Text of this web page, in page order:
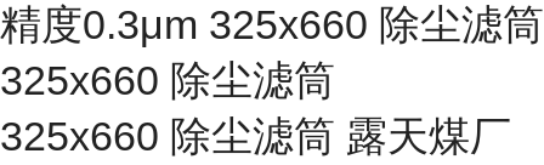
精度0.3μm 325x660 除尘滤筒
325x660 除尘滤筒
325x660 除尘滤筒 露天煤厂